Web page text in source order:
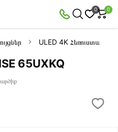
0 0
ULED 4K
65UXKQ